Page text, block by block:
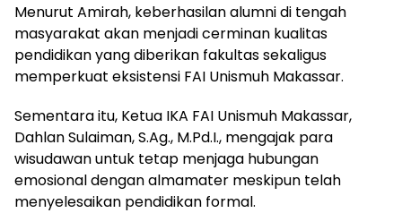
Menurut Amirah, keberhasilan alumni di tengah
masyarakat akan menjadi cerminan kualitas
pendidikan yang diberikan fakultas sekaligus
memperkuat eksistensi FAI Unismuh Makassar.
Sementara itu, Ketua IKA FAI Unismuh Makassar,
Dahlan Sulaiman, S.Ag., M.Pd.I., mengajak para
wisudawan untuk tetap menjaga hubungan
emosional dengan almamater meskipun telah
menyelesaikan pendidikan formal.